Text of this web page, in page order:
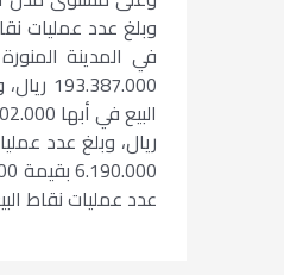
عدد عمليات نقاط البيع في المدن